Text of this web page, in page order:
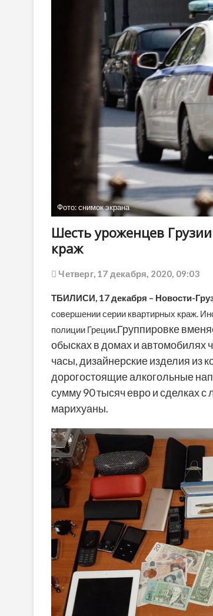
Фото: снимок экрана
Шесть уроженцев
краж
Четверг, 17 декабря, 2020, 09:03
ТБИЛИСИ, 17декабря – Новости-
совершении серии квартирных краж.
полиции Греции.Группировке
обысках в домах и
часы, дизайнерские изделия из
дорогостоящие алкогольные
сумму 90 тысяч евро и сделках
марихуаны.